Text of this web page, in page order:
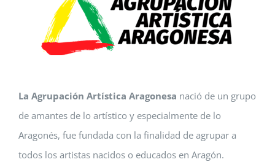
La Agrupación Artística Aragonesa nació de un grupo
de amantes de lo artístico y especialmente de lo
Aragonés, fue fundada con la finalidad de agrupar a
todos los artistas nacidos o educados en Aragón.